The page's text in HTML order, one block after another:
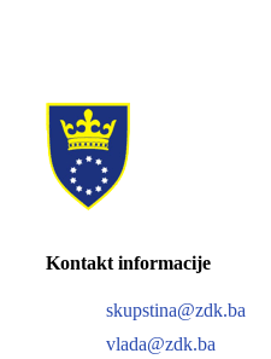
Kontakt informacije
skupstina@zdk.ba
vlada@zdk.ba